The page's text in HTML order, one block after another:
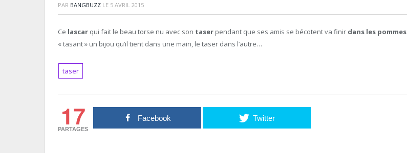
PAR BANGBUZZ LE 5 AVRIL 2015
Ce lascar qui fait le beau torse nu avec son taser pendant que ses amis se bécotent va finir dans les pommes
« tasant » un bijou qu’il tient dans une main, le taser dans l’autre…
taser
17
PARTAGES
Facebook Twitter